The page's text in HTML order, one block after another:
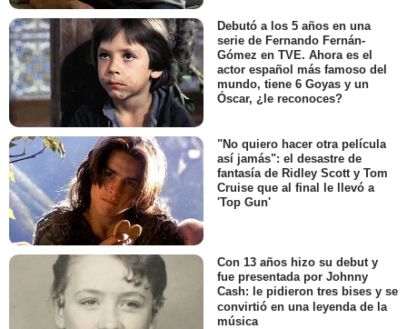
Debutó a los 5 años en una
serie de Fernando Fernán-
Gómez en TVE. Ahora es el
actor español más famoso del
mundo, tiene 6 Goyas y un
Óscar, ¿le reconoces?
"No quiero hacer otra película
así jamás": el desastre de
fantasía de Ridley Scott y Tom
Cruise que al final le llevó a
'Top Gun'
Con 13 años hizo su debut y
fue presentada por Johnny
Cash: le pidieron tres bises y se
convirtió en una leyenda de la
música